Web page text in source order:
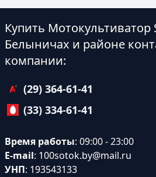
Купить Мотокультиватор
Белыничах и районе
компании:
(29) 364-61-41
(33) 334-61-41
Время работы: 09:00 - 23:00
E-mail: 100sotok.by@mail.ru
УНП: 193543133